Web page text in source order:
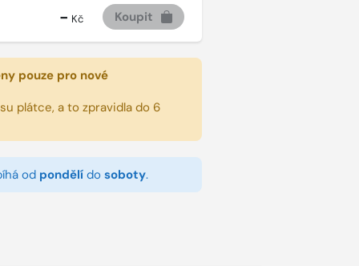
- Kč Koupit
pouze pro nové
plátce, a to zpravidla do 6
od pondělído soboty.